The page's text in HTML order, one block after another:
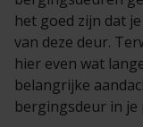
het goed zijn dat
van deze deur.
hier even wat
belangrijke
bergingsdeur in je